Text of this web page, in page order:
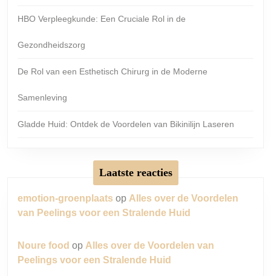
HBO Verpleegkunde: Een Cruciale Rol in de
Gezondheidszorg
De Rol van een Esthetisch Chirurg in de Moderne
Samenleving
Gladde Huid: Ontdek de Voordelen van Bikinilijn Laseren
Laatste reacties
emotion-groenplaats op Alles over de Voordelen
van Peelings voor een Stralende Huid
Noure food op Alles over de Voordelen van
Peelings voor een Stralende Huid